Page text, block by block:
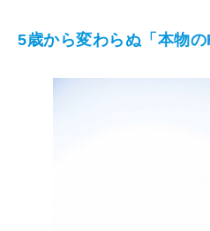
5歳から変わらぬ「本物